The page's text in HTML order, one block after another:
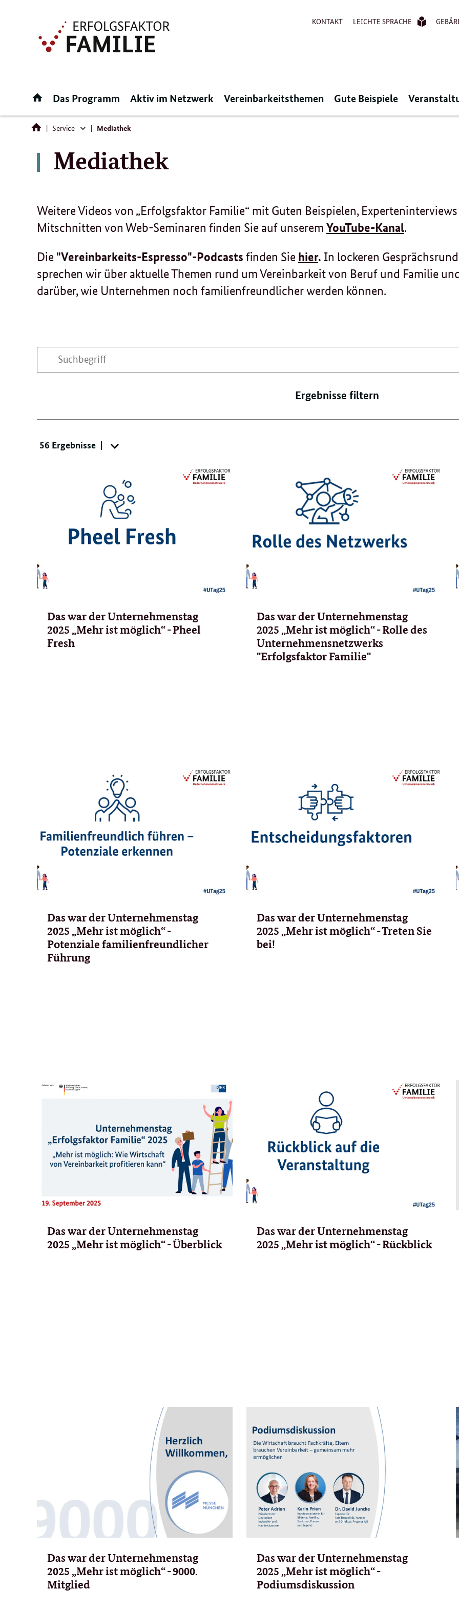
KONTAKT LEICHTE SPRACHE
Startseite
Das Programm Aktiv im Netzwerk Vereinbarkeitsthemen Gute Beispiele
Service ServiceMediathek
Mediathek
Weitere Videos von „Erfolgsfaktor Familie“ mit Guten Beispielen,
Mitschnitten von Web-Seminaren finden Sie auf unserem YouTube-Kanal.
Die "Vereinbarkeits-Espresso"-Podcasts finden Sie hier. In lockeren
sprechen wir über aktuelle Themen rund um Vereinbarkeit von Beruf und Familie
darüber, wie Unternehmen noch familienfreundlicher werden können.
Suchbegriff
Ergebnisse filtern
Suche:
56 Ergebnisse
Menü
Das war der Unternehmenstag
2025 „Mehr ist möglich“ - Pheel
Fresh
Das war der Unternehmenstag
2025 „Mehr ist möglich“ - Rolle des
Unternehmensnetzwerks
"Erfolgsfaktor Familie"
Das war der Unternehmenstag
2025 „Mehr ist möglich“ -
Potenziale familienfreundlicher
Führung
Das war der Unternehmenstag
2025 „Mehr ist möglich“ - Treten Sie
bei!
Das war der Unternehmenstag
2025 „Mehr ist möglich“ - Überblick
Das war der Unternehmenstag
2025 „Mehr ist möglich“ - Rückblick
Das war der Unternehmenstag
2025 „Mehr ist möglich“ - 9000.
Mitglied
Das war der Unternehmenstag
2025 „Mehr ist möglich“ -
Podiumsdiskussion